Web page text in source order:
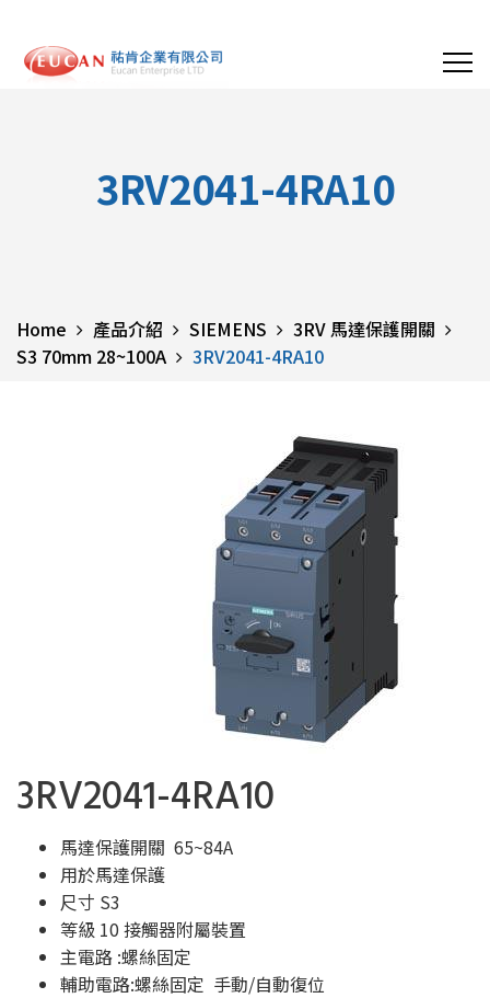
3RV2041-4RA10
Home 產品介紹 SIEMENS
3RV 馬達保護開關
S3 70mm 28~100A
3RV2041-4RA10
3RV2041-4RA10
馬達保護開關 65~84A
用於馬達保護
尺寸 S3
等級 10 接觸器附屬裝置
主電路 :螺絲固定
輔助電路:螺絲固定 手動/自動復位